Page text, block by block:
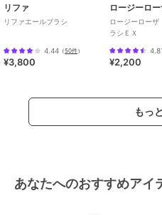
リファ
リファエールブラシ
4.44 （50件）
¥3,800
ロージーロ
ロージーロー
ラシＥＸ
4.81
¥2,200
もっ
あなたへのおすすめアイ